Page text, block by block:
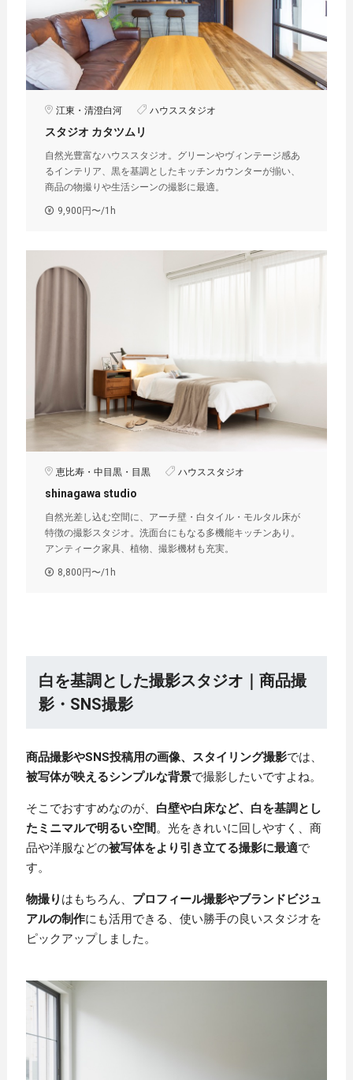
江東・清澄白河 ハウススタジオ
スタジオ カタツムリ
自然光豊富なハウススタジオ。グリーンやヴィンテージ感あ
るインテリア、黒を基調としたキッチンカウンターが揃い、
商品の物撮りや生活シーンの撮影に最適。
9,900円〜/1h
恵比寿・中目黒・目黒 ハウススタジオ
shinagawa studio
自然光差し込む空間に、アーチ壁・白タイル・モルタル床が
特徴の撮影スタジオ。洗面台にもなる多機能キッチンあり。
アンティーク家具、植物、撮影機材も充実。
8,800円〜/1h
白を基調とした撮影スタジオ｜商品撮
影・SNS撮影
商品撮影やSNS投稿用の画像、スタイリング撮影では、
被写体が映えるシンプルな背景で撮影したいですよね。
そこでおすすめなのが、 白壁や白床など、白を基調とし
たミニマルで明るい空間。光をきれいに回しやすく、商
品や洋服などの被写体をより引き立てる撮影に最適で
す。
物撮り はもちろん、 プロフィール撮影やブランドビジュ
アルの制作にも活用できる、使い勝手の良いスタジオを
ピックアップしました。